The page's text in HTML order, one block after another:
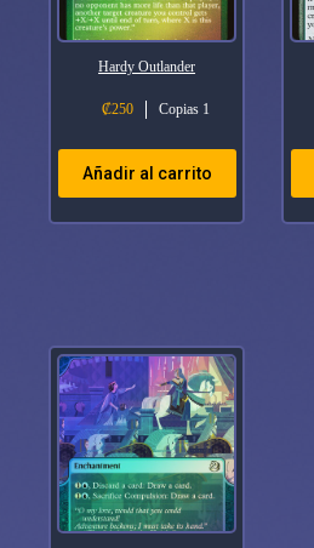
Hardy Outlander
₡250 Copias 1
Añadir al carrito